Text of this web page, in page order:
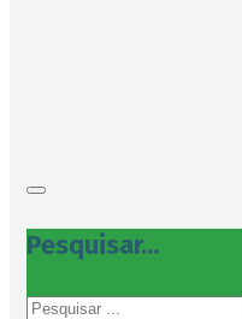
Pesquisar...
Pesquisar